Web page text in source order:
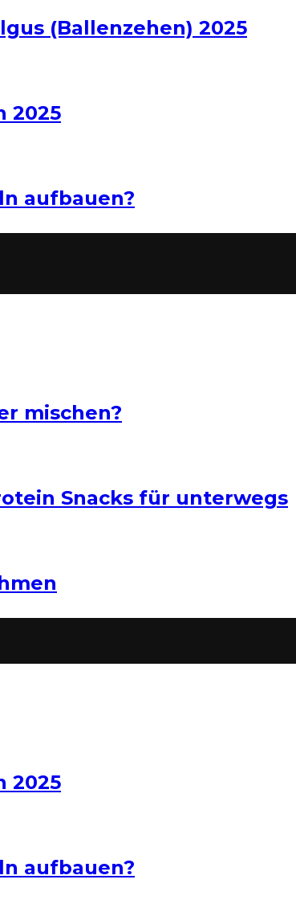
(Ballenzehen) 2025
2025
aufbauen?
mischen?
Snacks für unterwegs
2025
aufbauen?